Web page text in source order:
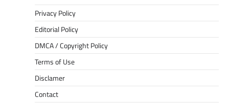
Privacy Policy
Editorial Policy
DMCA / Copyright Policy
Terms of Use
Disclamer
Contact